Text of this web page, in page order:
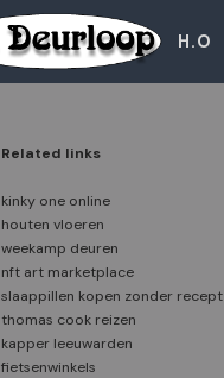
H.O
Related links
kinky one online
houten vloeren
weekamp deuren
nft art marketplace
slaappillen kopen zonder recept
thomas cook reizen
kapper leeuwarden
fietsenwinkels